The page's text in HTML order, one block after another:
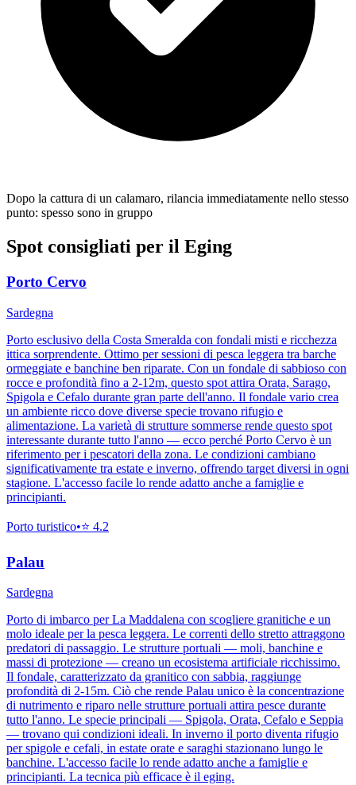
Dopo la cattura di un calamaro, rilancia immediatamente nello stesso
punto: spesso sono in gruppo
Spot consigliati per il Eging
Porto Cervo
Sardegna
Porto esclusivo della Costa Smeralda con fondali misti e ricchezza
ittica sorprendente. Ottimo per sessioni di pesca leggera tra barche
ormeggiate e banchine ben riparate. Con un fondale di sabbioso con
rocce e profondità fino a 2-12m, questo spot attira Orata, Sarago,
Spigola e Cefalo durante gran parte dell'anno. Il fondale vario crea
un ambiente ricco dove diverse specie trovano rifugio e
alimentazione. La varietà di strutture sommerse rende questo spot
interessante durante tutto l'anno — ecco perché Porto Cervo è un
riferimento per i pescatori della zona. Le condizioni cambiano
significativamente tra estate e inverno, offrendo target diversi in ogni
stagione. L'accesso facile lo rende adatto anche a famiglie e
principianti.
Porto turistico•⭐ 4.2
Palau
Sardegna
Porto di imbarco per La Maddalena con scogliere granitiche e un
molo ideale per la pesca leggera. Le correnti dello stretto attraggono
predatori di passaggio. Le strutture portuali — moli, banchine e
massi di protezione — creano un ecosistema artificiale ricchissimo.
Il fondale, caratterizzato da granitico con sabbia, raggiunge
profondità di 2-15m. Ciò che rende Palau unico è la concentrazione
di nutrimento e riparo nelle strutture portuali attira pesce durante
tutto l'anno. Le specie principali — Spigola, Orata, Cefalo e Seppia
— trovano qui condizioni ideali. In inverno il porto diventa rifugio
per spigole e cefali, in estate orate e saraghi stazionano lungo le
banchine. L'accesso facile lo rende adatto anche a famiglie e
principianti. La tecnica più efficace è il eging.